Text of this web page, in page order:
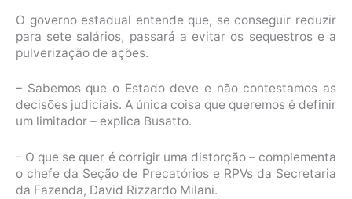
O governo estadual entende que, se conseguir reduzir
para sete salários, passará a evitar os sequestros e a
pulverização de ações.
– Sabemos que o Estado deve e não contestamos as
decisões judiciais. A única coisa que queremos é definir
um limitador – explica Busatto.
– O que se quer é corrigir uma distorção – complementa
o chefe da Seção de Precatórios e RPVs da Secretaria
da Fazenda, David Rizzardo Milani.